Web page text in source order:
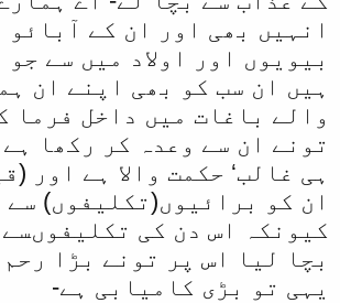
انہیں بھی اور ان کے آبائو
بیویوں اور اولاد میں سے جو
ہیں ان سب کو بھی اپنے ان
والے باغات میں داخل فرما
تونے ان سے وعدہ کر رکھا ہے
ہی غالب‘ حکمت والا ہے اور
ان کو برائیوں(تکلیفوں)
کیونکہ اس دن کی
بچا لیا اس پر تونے بڑا رحم
یہی تو بڑی کامیابی ہے-